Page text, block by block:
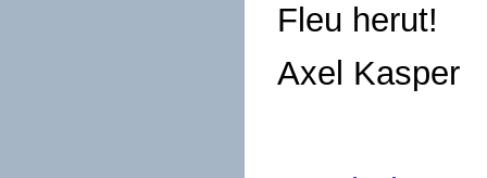
Fleu herut!
Axel Kasper